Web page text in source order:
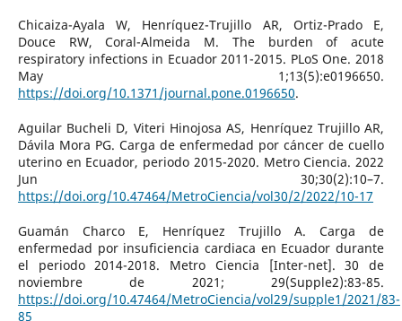
Chicaiza-Ayala W, Henríquez-Trujillo AR, Ortiz-Prado E,
Douce RW, Coral-Almeida M. The burden of acute
respiratory infections in Ecuador 2011-2015. PLoS One. 2018
May 1;13(5):e0196650.
https://doi.org/10.1371/journal.pone.0196650.
Aguilar Bucheli D, Viteri Hinojosa AS, Henríquez Trujillo AR,
Dávila Mora PG. Carga de enfermedad por cáncer de cuello
uterino en Ecuador, periodo 2015-2020. Metro Ciencia. 2022
Jun 30;30(2):10–7.
https://doi.org/10.47464/MetroCiencia/vol30/2/2022/10-17
Guamán Charco E, Henríquez Trujillo A. Carga de
enfermedad por insuficiencia cardiaca en Ecuador durante
el periodo 2014-2018. Metro Ciencia [Inter-net]. 30 de
noviembre de 2021; 29(Supple2):83-85.
https://doi.org/10.47464/MetroCiencia/vol29/supple1/2021/83-
85